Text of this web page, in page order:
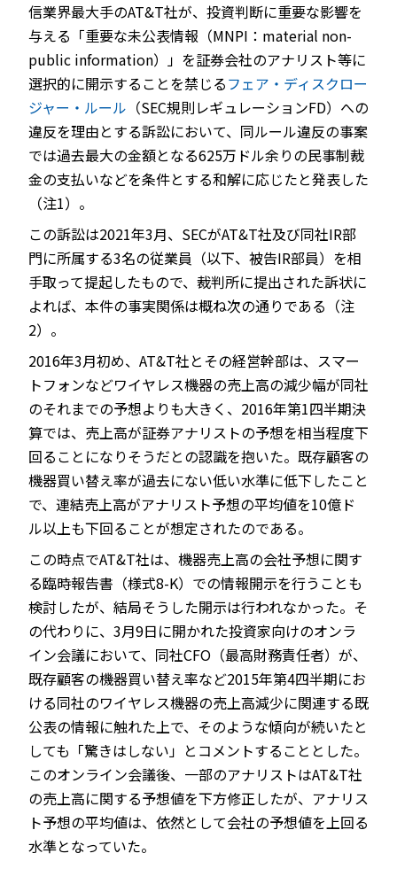
JP EN
信業界最大手のAT&T社が、投資判断に重要な影響を
与える「重要な未公表情報（MNPI：material non-
public information）」を証券会社のアナリスト等に
選択的に開示することを禁じるフェア・ディスクロー
ジャー・ルール （SEC規則レギュレーションFD）への
違反を理由とする訴訟において、同ルール違反の事案
では過去最大の金額となる625万ドル余りの民事制裁
金の支払いなどを条件とする和解に応じたと発表した
（注1）。
この訴訟は2021年3月、SECがAT&T社及び同社IR部
門に所属する3名の従業員（以下、被告IR部員）を相
手取って提起したもので、裁判所に提出された訴状に
よれば、本件の事実関係は概ね次の通りである（注
2）。
2016年3月初め、AT&T社とその経営幹部は、スマー
トフォンなどワイヤレス機器の売上高の減少幅が同社
のそれまでの予想よりも大きく、2016年第1四半期決
算では、売上高が証券アナリストの予想を相当程度下
回ることになりそうだとの認識を抱いた。既存顧客の
機器買い替え率が過去にない低い水準に低下したこと
で、連結売上高がアナリスト予想の平均値を10億ド
ル以上も下回ることが想定されたのである。
この時点でAT&T社は、機器売上高の会社予想に関す
る臨時報告書（様式8-K）での情報開示を行うことも
検討したが、結局そうした開示は行われなかった。そ
の代わりに、3月9日に開かれた投資家向けのオンラ
イン会議において、同社CFO（最高財務責任者）が、
既存顧客の機器買い替え率など2015年第4四半期にお
ける同社のワイヤレス機器の売上高減少に関連する既
公表の情報に触れた上で、そのような傾向が続いたと
しても「驚きはしない」とコメントすることとした。
このオンライン会議後、一部のアナリストはAT&T社
の売上高に関する予想値を下方修正したが、アナリス
ト予想の平均値は、依然として会社の予想値を上回る
水準となっていた。